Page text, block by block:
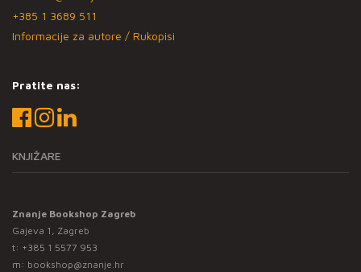
+385 1 3689 511
Informacije za autore / Rukopisi
Pratite nas:
KNJIŽARE
Znanje Bookshop Zagreb
Gajeva 1, Zagreb
t: +385 1 5577 953
m: bookshop@znanje.hr